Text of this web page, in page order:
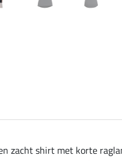
zacht shirt met korte